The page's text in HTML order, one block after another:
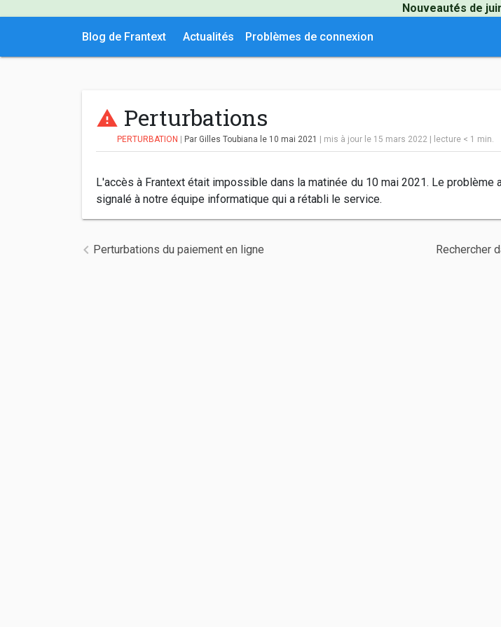
Nouveautés de
Blog de Frantext Actualités Problèmes de connexion
Perturbations
PERTURBATION Par Gilles Toubiana le 10 mai 2021 | mis à jour le 15 mars 2022 lecture < 1 min.
L'accès à Frantext était impossible dans la matinée du 10 mai 2021. Le problème
signalé à notre équipe informatique qui a rétabli le service.
Navigation de l’article
Perturbations du paiement en ligne Rechercher